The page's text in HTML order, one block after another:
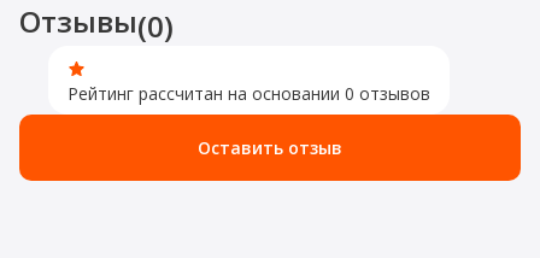
Отзывы(0)
Рейтинг рассчитан на основании 0 отзывов
Оставить отзыв